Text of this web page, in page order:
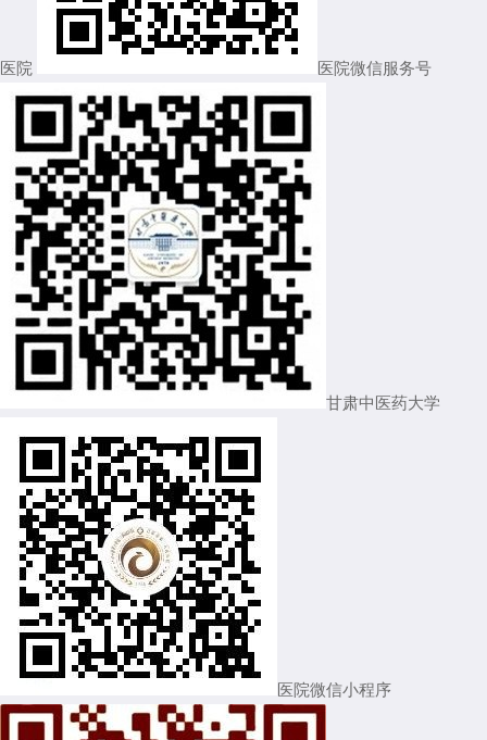
医院 医院微信服务号
甘肃中医药大学
医院微信小程序